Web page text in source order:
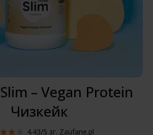
– Vegan Protein
Чизкейк
4.43/5 зг. Zaufane.pl